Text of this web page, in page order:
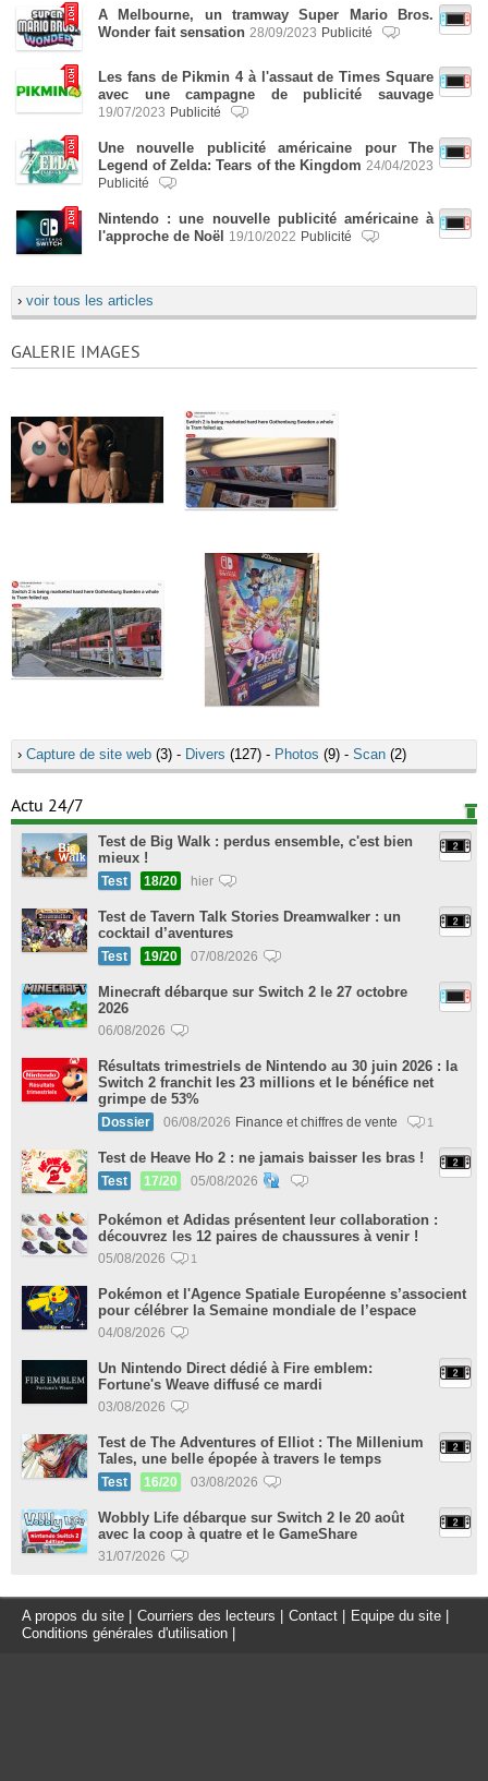
A Melbourne, un tramway Super Mario Bros.
Wonder fait sensation 28/09/2023 Publicité
Les fans de Pikmin 4 à l'assaut de Times Square
avec une campagne de publicité sauvage
19/07/2023 Publicité
Une nouvelle publicité américaine pour The
Legend of Zelda: Tears of the Kingdom 24/04/2023
Publicité
Nintendo : une nouvelle publicité américaine à
l'approche de Noël
19/10/2022 Publicité
› voir tous les articles
GALERIE IMAGES
› Capture de site web (3) - Divers (127) - Photos (9) - Scan (2)
Actu 24/7
Test de Big Walk : perdus ensemble, c'est bien
mieux !
Test 18/20 hier
Test de Tavern Talk Stories Dreamwalker : un
cocktail d’aventures
Test 19/20 07/08/2026
Minecraft débarque sur Switch 2 le 27 octobre
2026
06/08/2026
Résultats trimestriels de Nintendo au 30 juin 2026 : la
Switch 2 franchit les 23 millions et le bénéfice net
grimpe de 53%
Dossier 06/08/2026 Finance et chiffres de vente 1
Test de Heave Ho 2 : ne jamais baisser les bras !
Test 17/20 05/08/2026
Pokémon et Adidas présentent leur collaboration :
découvrez les 12 paires de chaussures à venir !
05/08/2026 1
Pokémon et l'Agence Spatiale Européenne s’associent
pour célébrer la Semaine mondiale de l’espace
04/08/2026
Un Nintendo Direct dédié à Fire emblem:
Fortune's Weave diffusé ce mardi
03/08/2026
Test de The Adventures of Elliot : The Millenium
Tales, une belle épopée à travers le temps
Test 16/20 03/08/2026
Wobbly Life débarque sur Switch 2 le 20 août
avec la coop à quatre et le GameShare
31/07/2026
A propos du site Courriers des lecteurs Contact Equipe du site
Conditions générales d'utilisation